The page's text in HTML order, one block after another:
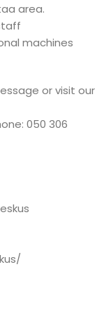
area.
machines
or visit our
050 306